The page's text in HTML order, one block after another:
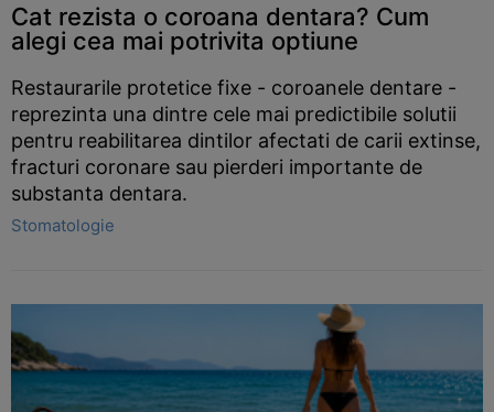
Cat rezista o coroana dentara? Cum
alegi cea mai potrivita optiune
Restaurarile protetice fixe - coroanele dentare -
reprezinta una dintre cele mai predictibile solutii
pentru reabilitarea dintilor afectati de carii extinse,
fracturi coronare sau pierderi importante de
substanta dentara.
Stomatologie